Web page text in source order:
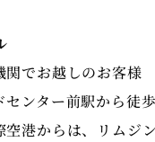
関でお越しのお客様
ンター前駅から徒
港からは、リムジ